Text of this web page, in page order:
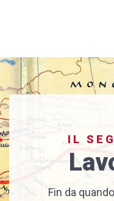
IL
Fin da